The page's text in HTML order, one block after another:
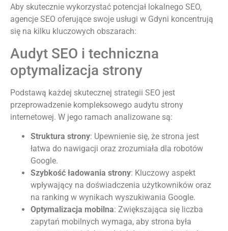
Aby skutecznie wykorzystać potencjał lokalnego SEO,
agencje SEO oferujące swoje usługi w Gdyni koncentrują
się na kilku kluczowych obszarach:
Audyt SEO i techniczna
optymalizacja strony
Podstawą każdej skutecznej strategii SEO jest
przeprowadzenie kompleksowego audytu strony
internetowej. W jego ramach analizowane są:
Struktura strony: Upewnienie się, że strona jest
łatwa do nawigacji oraz zrozumiała dla robotów
Google.
Szybkość ładowania strony: Kluczowy aspekt
wpływający na doświadczenia użytkowników oraz
na ranking w wynikach wyszukiwania Google.
Optymalizacja mobilna: Zwiększająca się liczba
zapytań mobilnych wymaga, aby strona była